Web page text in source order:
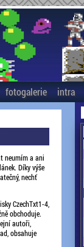
fotogalerie intra
neumím a ani
Díky výše
nechť
CzechTxt1-4,
obchoduje.
autoři,
obsahuje